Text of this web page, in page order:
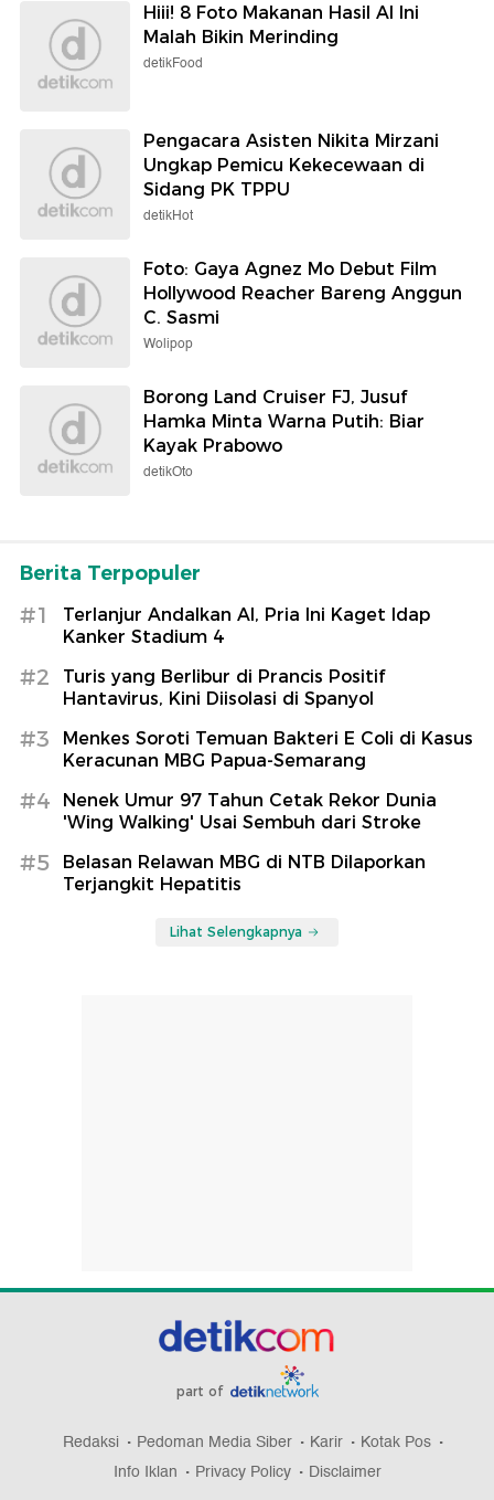
Hiii! 8 Foto Makanan Hasil AI Ini
Malah Bikin Merinding
detikFood
Pengacara Asisten Nikita Mirzani
Ungkap Pemicu Kekecewaan di
Sidang PK TPPU
detikHot
Foto: Gaya Agnez Mo Debut Film
Hollywood Reacher Bareng Anggun
C. Sasmi
Wolipop
Borong Land Cruiser FJ, Jusuf
Hamka Minta Warna Putih: Biar
Kayak Prabowo
detikOto
Berita Terpopuler
#1
Terlanjur Andalkan AI, Pria Ini Kaget Idap
Kanker Stadium 4
#2
Turis yang Berlibur di Prancis Positif
Hantavirus, Kini Diisolasi di Spanyol
#3
Menkes Soroti Temuan Bakteri E Coli di Kasus
Keracunan MBG Papua-Semarang
#4
Nenek Umur 97 Tahun Cetak Rekor Dunia
'Wing Walking' Usai Sembuh dari Stroke
#5
Belasan Relawan MBG di NTB Dilaporkan
Terjangkit Hepatitis
Lihat Selengkapnya
part of
Redaksi Pedoman Media Siber Karir
Kotak Pos
Info Iklan
Privacy Policy Disclaimer